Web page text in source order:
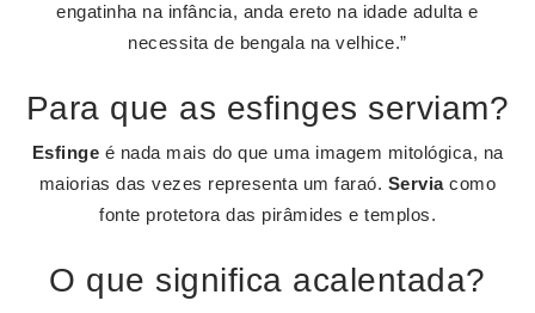
engatinha na infância, anda ereto na idade adulta e
necessita de bengala na velhice.”
Para que as esfinges serviam?
Esfinge é nada mais do que uma imagem mitológica, na
maiorias das vezes representa um faraó. Serviacomo
fonte protetora das pirâmides e templos.
O que significa acalentada?